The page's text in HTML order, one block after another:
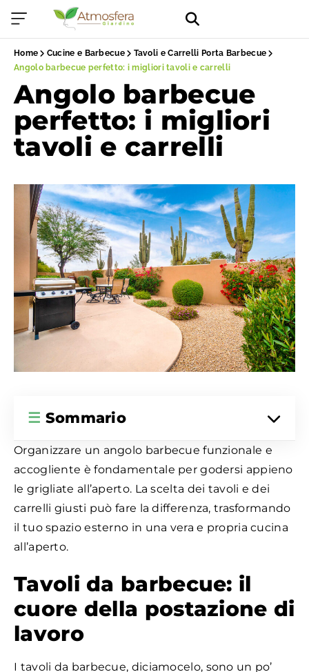
Home Cucine e Barbecue
Tavoli e Carrelli Porta Barbecue
Angolo barbecue perfetto: i migliori tavoli e carrelli
Angolo barbecue
perfetto: i migliori
tavoli e carrelli
☰ Sommario
Organizzare un angolo barbecue funzionale e
accogliente è fondamentale per godersi appieno
le grigliate all’aperto. La scelta dei tavoli e dei
carrelli giusti può fare la differenza, trasformando
il tuo spazio esterno in una vera e propria cucina
all’aperto.
Tavoli da barbecue: il
cuore della postazione di
lavoro
I tavoli da barbecue, diciamocelo, sono un po’